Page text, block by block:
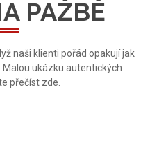
PAŽBĚ
naši klienti pořád opakují jak
ukázku autentických
přečíst zde.